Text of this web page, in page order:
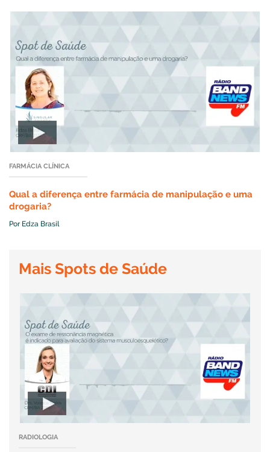
FARMÁCIA CLÍNICA
Qual a diferença entre farmácia de manipulação e uma
drogaria?
Por Edza Brasil
Mais Spots de Saúde
RADIOLOGIA